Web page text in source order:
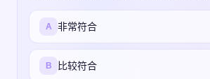
A 非常符合
B 比较符合